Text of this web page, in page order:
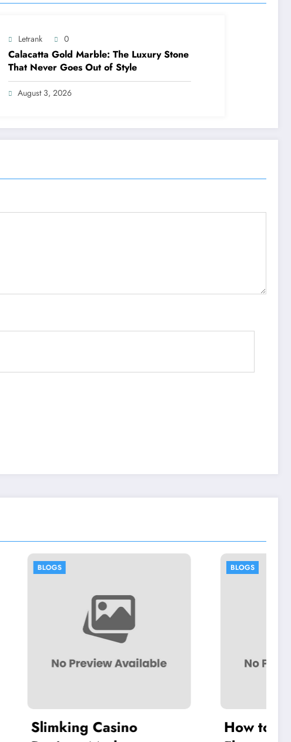
Letrank 0
Calacatta Gold Marble: The Luxury Stone
That Never Goes Out of Style
August 3, 2026
How to Help a Shy